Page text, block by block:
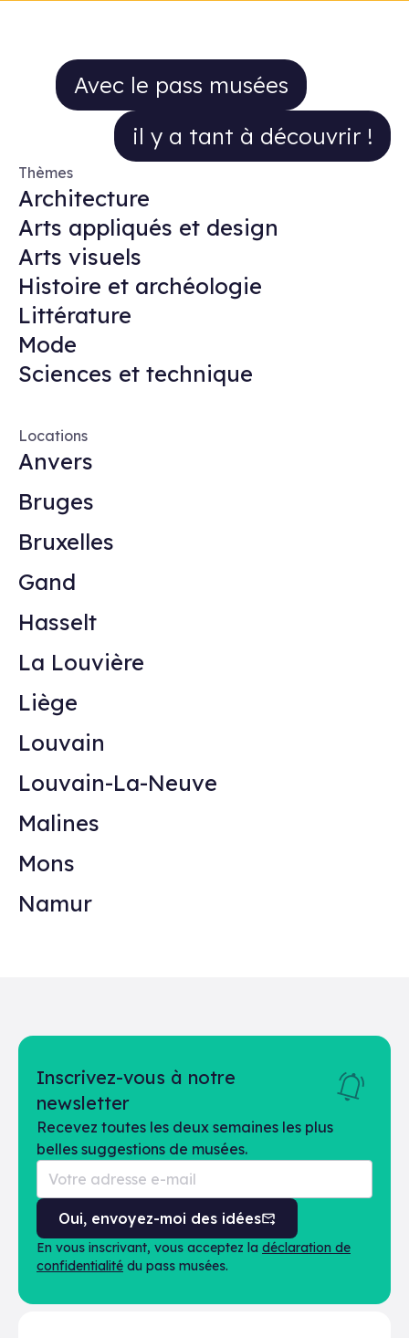
Avec le pass musées il y a tant à
Avec le pass musées
il y a tant à découvrir !
Thèmes
Architecture
Arts appliqués et design
Arts visuels
Histoire et archéologie
Littérature
Mode
Sciences et technique
Locations
Anvers
Bruges
Bruxelles
Gand
Hasselt
La Louvière
Liège
Louvain
Louvain-La-Neuve
Malines
Mons
Namur
Inscrivez-vous à notre
newsletter
Recevez toutes les deux semaines les plus
belles suggestions de musées.
Oui, envoyez-moi des idées
En vous inscrivant, vous acceptez la déclaration de
confidentialité du pass musées.